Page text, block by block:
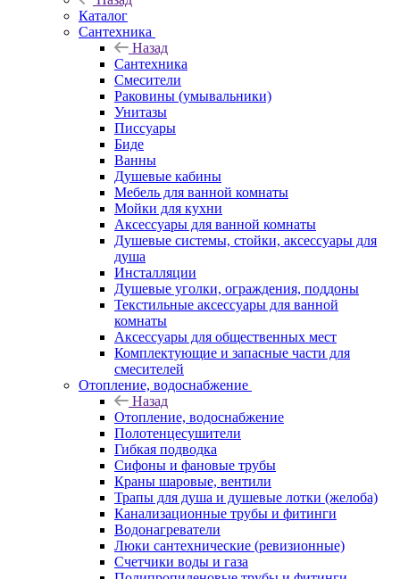
Каталог
Сантехника
Назад
Сантехника
Смесители
Раковины (умывальники)
Унитазы
Писсуары
Биде
Ванны
Душевые кабины
Мебель для ванной комнаты
Мойки для кухни
Аксессуары для ванной комнаты
Душевые системы, стойки, аксессуары для
душа
Инсталляции
Душевые уголки, ограждения, поддоны
Текстильные аксессуары для ванной
комнаты
Аксессуары для общественных мест
Комплектующие и запасные части для
смесителей
Отопление, водоснабжение
Назад
Отопление, водоснабжение
Полотенцесушители
Гибкая подводка
Сифоны и фановые трубы
Краны шаровые, вентили
Трапы для душа и душевые лотки (желоба)
Канализационные трубы и фитинги
Водонагреватели
Люки сантехнические (ревизионные)
Счетчики воды и газа